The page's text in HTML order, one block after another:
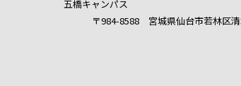
五橋キャンパス
〒984-8588 宮城県仙台市若林区清